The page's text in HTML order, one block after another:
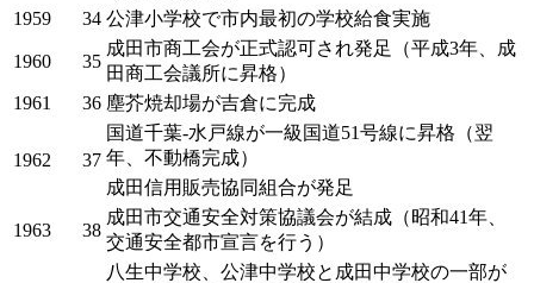
1959
34 公津小学校で市内最初の学校給食実施
1960 35
成田市商工会が正式認可され発足（平成3年、成
田商工会議所に昇格）
1961
36 塵芥焼却場が吉倉に完成
1962 37
国道千葉-水戸線が一級国道51号線に昇格（翌
年、不動橋完成）
成田信用販売協同組合が発足
1963 38
成田市交通安全対策協議会が結成（昭和41年、
交通安全都市宣言を行う）
八生中学校、公津中学校と成田中学校の一部が